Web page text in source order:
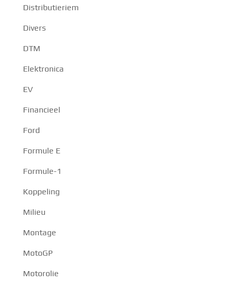
Distributieriem
Divers
DTM
Elektronica
EV
Financieel
Ford
Formule E
Formule-1
Koppeling
Milieu
Montage
MotoGP
Motorolie